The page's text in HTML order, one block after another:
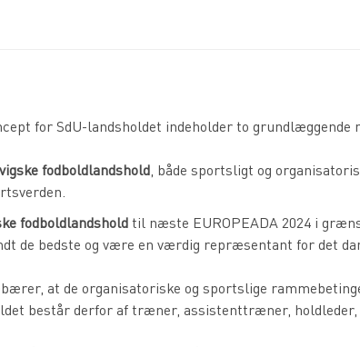
for SdU-landsholdet indeholder to grundlæggende
fodboldlandshold , både sportsligt og
fodboldlandsholdtil næste EUROPEADA 2024 i
de bedste og være en værdig repræsentant for det
at de organisatoriske og sportslige
består derfor af træner, assistenttræner, holdleder,